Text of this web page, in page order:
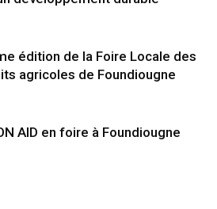
édition de la Foire Locale des
agricoles de Foundiougne
AID en foire à Foundiougne